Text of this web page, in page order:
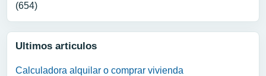
(654)
Ultimos articulos
Calculadora alquilar o comprar vivienda